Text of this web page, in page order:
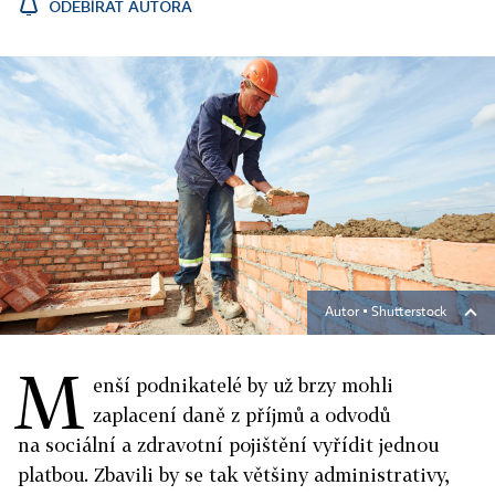
ODEBÍRAT AUTORA
Autor ▪ Shutterstock
M enší podnikatelé by už brzy mohli
zaplacení daně z příjmů a odvodů
na sociální a zdravotní pojištění vyřídit jednou
platbou. Zbavili by se tak většiny administrativy,